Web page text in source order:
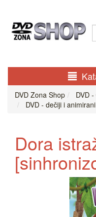
DVD Zona Shop
DVD
DVD - dečiji i animirani
Dora